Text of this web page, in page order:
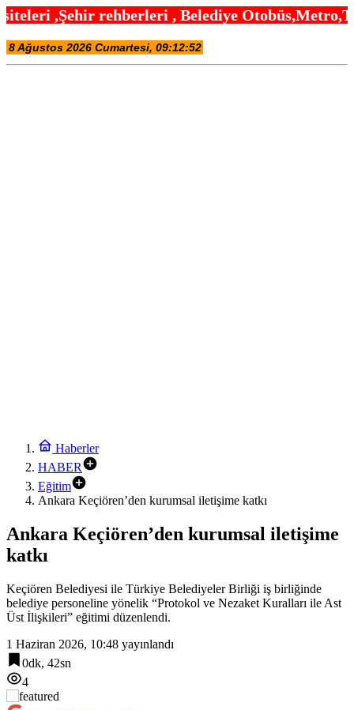
Meteorolojiden sağanak uyarısı
7:54
Kayseri Melikgazi şantiye alanına döndü
7:24
Antikacılar Kayseri Talas’ta buluşuyor
rehberleri , Belediye Otobüs,Metro,Tren
Haberler
HABER
Eğitim
Ankara Keçiören’den kurumsal iletişime katkı
Ankara Keçiören’den kurumsal iletişime
katkı
Keçiören Belediyesi ile Türkiye Belediyeler Birliği iş birliğinde
belediye personeline yönelik “Protokol ve Nezaket Kuralları ile Ast
Üst İlişkileri” eğitimi düzenlendi.
1 Haziran 2026, 10:48 yayınlandı
0dk, 42sn
4